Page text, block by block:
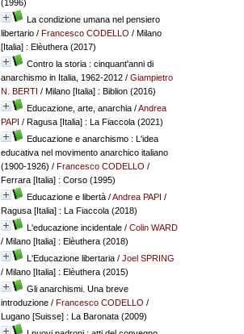
(1996)
La condizione umana nel pensiero
libertario/ Francesco CODELLO / Milano
[Italia] : Elèuthera (2017)
Contro la storia : cinquant'anni di
anarchismo in Italia, 1962-2012/ Giampietro
N. BERTI / Milano [Italia] : Biblion (2016)
Educazione, arte, anarchia/Andrea
PAPI / Ragusa [Italia] : La Fiaccola (2021)
Educazione e anarchismo : L'idea
educativa nel movimento anarchico italiano
(1900-1926) / Francesco CODELLO /
Ferrara [Italia] : Corso (1995)
Educazione e libertà/Andrea PAPI /
Ragusa [Italia] : La Fiaccola (2018)
L'educazione incidentale/ Colin WARD
/ Milano [Italia] : Elèuthera (2018)
L'Educazione libertaria/ Joel SPRING
/ Milano [Italia] : Elèuthera (2015)
Gli anarchismi. Una breve
introduzione/ Francesco CODELLO /
Lugano [Suisse] : La Baronata (2009)